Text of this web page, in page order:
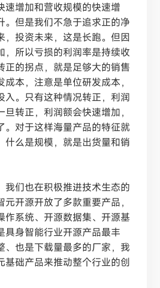
速增加和营收规模的快速增
。但是我们不急于追求正的净
，投资未来，这是长跑。但因
，所以亏损的利润率是持续收
正的拐点，就是足够大的销售
本，注意是单位研发成本，
入。只有这种情况转正，利润
转正，利润额会快速增加，
。对于这样海量产品的特征就
什么是规模，就是出货量和销
我们也在积极推进技术生态的
开源开放了多款重要产品，
作系统、开源数据集、开源基
具身智能行业开源产品最丰
、也是下载量最多的厂家，我
基础产品来推动整个行业的创